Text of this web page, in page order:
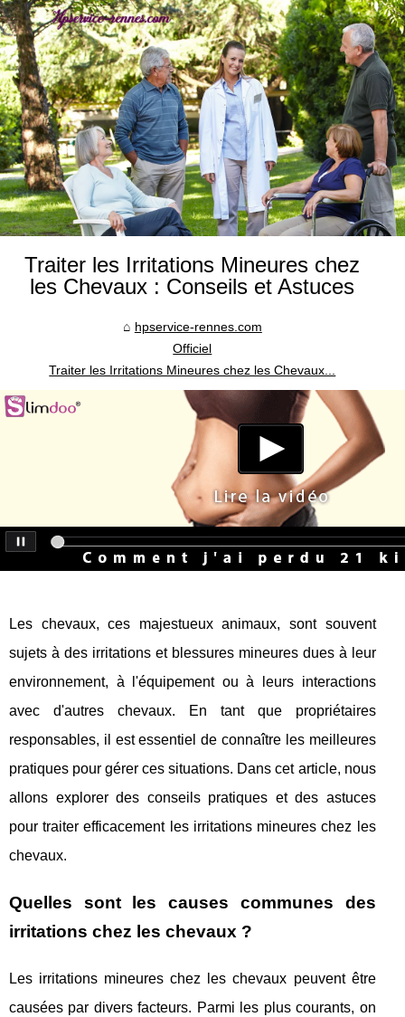
Traiter les Irritations Mineures chez
les Chevaux : Conseils et Astuces
hpservice-rennes.com
Officiel
Traiter les Irritations Mineures chez les Chevaux...
Les chevaux, ces majestueux animaux, sont souvent
sujets à des irritations et blessures mineures dues à leur
environnement, à l'équipement ou à leurs interactions
avec d'autres chevaux. En tant que propriétaires
responsables, il est essentiel de connaître les meilleures
pratiques pour gérer ces situations. Dans cet article, nous
allons explorer des conseils pratiques et des astuces
pour traiter efficacement les irritations mineures chez les
chevaux.
Quelles sont les causes communes des
irritations chez les chevaux ?
Les irritations mineures chez les chevaux peuvent être
causées par divers facteurs. Parmi les plus courants, on